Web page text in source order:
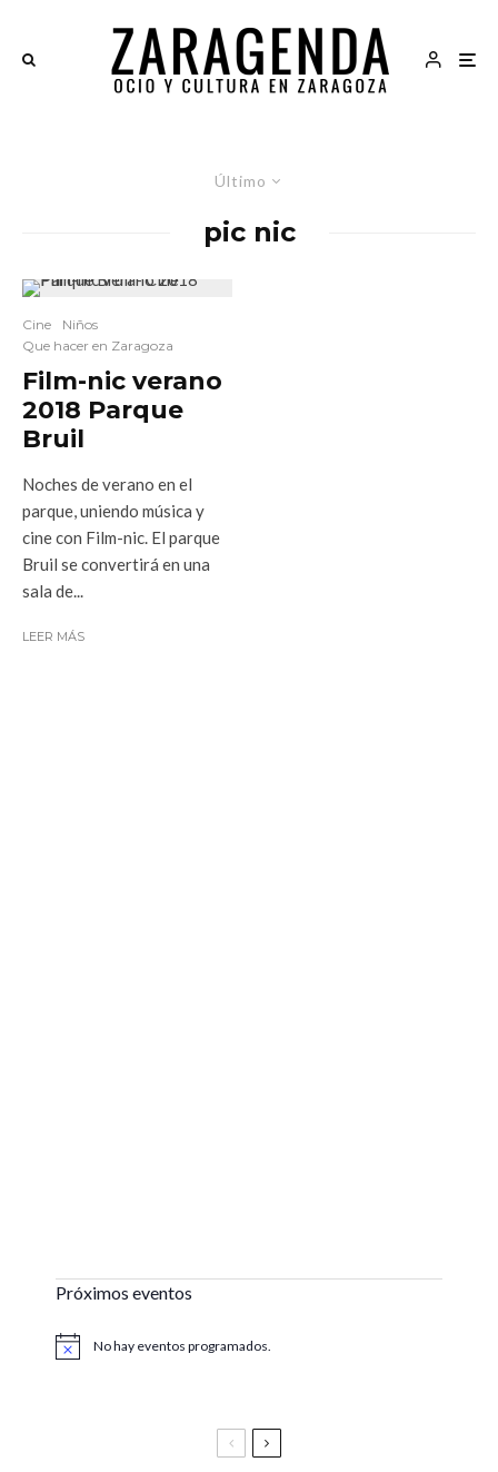
Último
pic nic
Cine
Niños
Que hacer en Zaragoza
Film-nic verano
2018 Parque
Bruil
Noches de verano en el
parque, uniendo música y
cine con Film-nic. El parque
Bruil se convertirá en una
sala de...
LEER MÁS
Próximos eventos
Aviso No hay eventos programados.